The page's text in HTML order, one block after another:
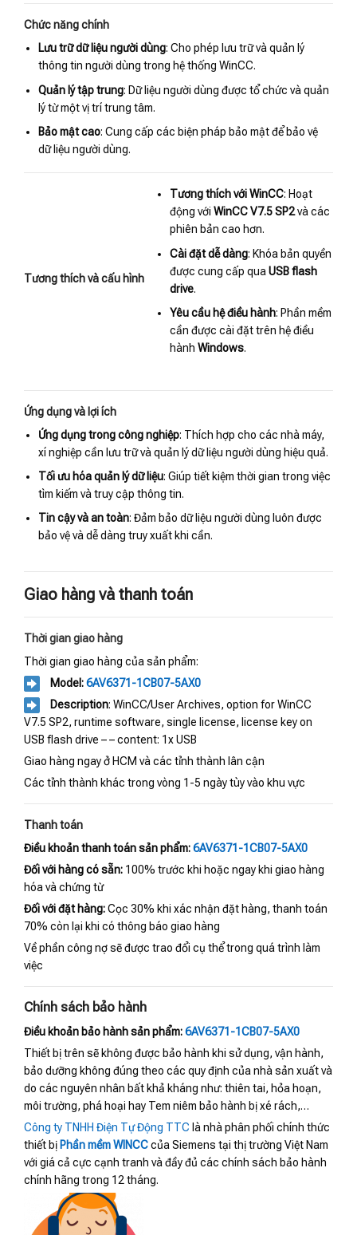
Chức năng chính
Lưu trữ dữ liệu người dùng: Cho phép lưu trữ và quản lý
thông tin người dùng trong hệ thống WinCC.
Quản lý tập trung: Dữ liệu người dùng được tổ chức và quản
lý từ một vị trí trung tâm.
Bảo mật cao: Cung cấp các biện pháp bảo mật để bảo vệ
dữ liệu người dùng.
Tương thích và cấu hình
Tương thích với WinCC: Hoạt
động vớiWinCC V7.5 SP2và các
phiên bản cao hơn.
Cài đặt dễ dàng: Khóa bản quyền
được cung cấp quaUSB flash
drive.
Yêu cầu hệ điều hành: Phần mềm
cần được cài đặt trên hệ điều
hànhWindows.
Ứng dụng và lợi ích
Ứng dụng trong công nghiệp: Thích hợp cho các nhà máy,
xí nghiệp cần lưu trữ và quản lý dữ liệu người dùng hiệu quả.
Tối ưu hóa quản lý dữ liệu: Giúp tiết kiệm thời gian trong việc
tìm kiếm và truy cập thông tin.
Tin cậy và an toàn: Đảm bảo dữ liệu người dùng luôn được
bảo vệ và dễ dàng truy xuất khi cần.
Giao hàng và thanh toán
Thời gian giao hàng
Thời gian giao hàng của sản phẩm:
Model:6AV6371-1CB07-5AX0
Description: WinCC/User Archives, option for WinCC
V7.5 SP2, runtime software, single license, license key on
USB flash drive – – content: 1x USB
Giao hàng ngay ở HCM và các tỉnh thành lân cận
Các tỉnh thành khác trong vòng 1-5 ngày tùy vào khu vực
Thanh toán
Điều khoản thanh toán sản phẩm:6AV6371-1CB07-5AX0
Đối với hàng có sẵn: 100% trước khi hoặc ngay khi giao hàng
hóa và chứng từ
Đối với đặt hàng:Cọc 30% khi xác nhận đặt hàng, thanh toán
70% còn lại khi có thông báo giao hàng
Về phần công nợ sẽ được trao đổi cụ thể trong quá trình làm
việc
Chính sách bảo hành
Điều khoản bảo hành sản phẩm:6AV6371-1CB07-5AX0
Thiết bị trên sẽ không được bảo hành khi sử dụng, vận hành,
bảo dưỡng không đúng theo các quy định của nhà sản xuất và
do các nguyên nhân bất khả kháng như: thiên tai, hỏa hoạn,
môi trường, phá hoại hay Tem niêm bảo hành bị xé rách,…
Công ty TNHH Điện Tự Động TTC là nhà phân phối chính thức
thiết bị Phần mềm WINCCcủa Siemens tại thị trường Việt Nam
với giá cả cực cạnh tranh và đầy đủ các chính sách bảo hành
chính hãng trong 12 tháng.